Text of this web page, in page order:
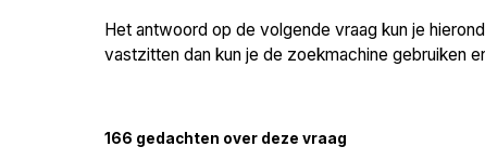
Het antwoord op de volgende vraag kun je
vastzitten dan kun je de zoekmachine gebruiken
166 gedachten over deze vraag